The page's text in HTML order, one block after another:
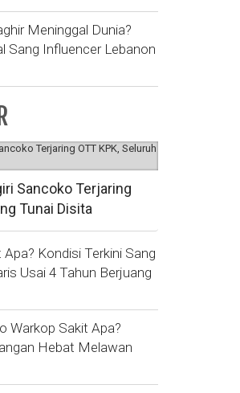
Meninggal Dunia?
Sang Influencer Lebanon
Sancoko Terjaring
Tunai Disita
Kondisi Terkini Sang
Usai 4 Tahun Berjuang
Warkop Sakit Apa?
Hebat Melawan